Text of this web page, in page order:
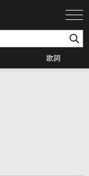
歌詞